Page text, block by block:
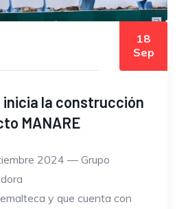
18
Sep
inicia la construcción
MANARE
2024 — Grupo
y que cuenta con